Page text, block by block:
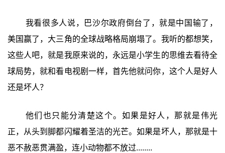
我看很多人说，巴沙尔政府倒台了，就是中国输了，
美国赢了，大三角的全球战略格局崩塌了。我听的都想笑，
这些人吧，就是我原来说的，永远是小学生的思维去看待全
球局势，就和看电视剧一样，首先他就问你，这个人是好人
还是坏人？
他们也只能分清楚这个。如果是好人，那就是伟光
正，从头到脚都闪耀着圣洁的光芒。如果是坏人，那就是十
恶不赦恶贯满盈，连小动物都不放过........